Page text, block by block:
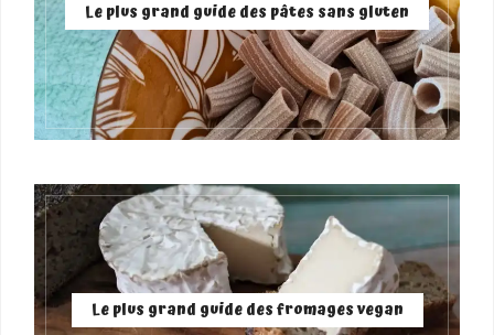
Le plus grand guide des pâtes sans gluten
Le plus grand guide des fromages vegan